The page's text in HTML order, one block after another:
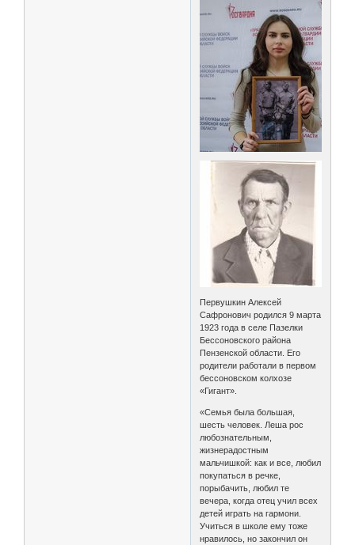
Первушкин Алексей
Сафронович родился 9 марта
1923 года в селе Пазелки
Бессоновского района
Пензенской области. Его
родители работали в первом
бессоновском колхозе
«Гигант».
«Семья была большая,
шесть человек. Леша рос
любознательным,
жизнерадостным
мальчишкой: как и все, любил
покупаться в речке,
порыбачить, любил те
вечера, когда отец учил всех
детей играть на гармони.
Учиться в школе ему тоже
нравилось, но закончил он